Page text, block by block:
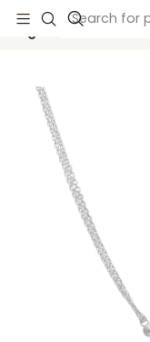
Inicio Catálogo
Colgante nombres